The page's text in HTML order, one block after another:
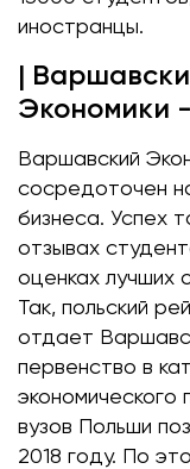
иностранцы.
|
Экономики
Варшавский
сосредоточен
бизнеса. Успех
отзывах
оценках лучших
Так, польский
отдает
первенство в
вузов Польши
2018 году. По